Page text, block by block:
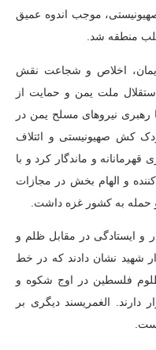
موجب اندوه عمیق
منطقه شد.
ایمان، اخلاص و شجاعت نقش
ملت یمن و حمایت از
نیروهای مسلح یمن در
کش صهیونیستی و ائتلاف
قهرمانانه و ماندگار کرد و با
و الهام بخش در مجازات
حمله به کشور غزه داشت.
و ایستادگی در مقابل ظلم و
شهید نشان دادند که در خط
فلسطین در اوج شکوه و
دارند. الغمریسند دیگری بر